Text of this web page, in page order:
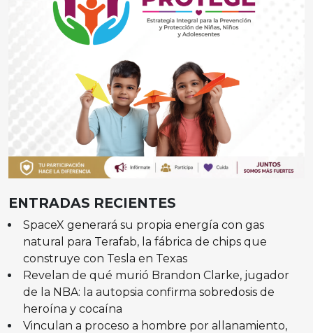
ENTRADAS RECIENTES
SpaceX generará su propia energía con gas
natural para Terafab, la fábrica de chips que
construye con Tesla en Texas
Revelan de qué murió Brandon Clarke, jugador
de la NBA: la autopsia confirma sobredosis de
heroína y cocaína
Vinculan a proceso a hombre por allanamiento,